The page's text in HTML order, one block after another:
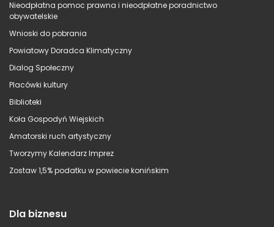
Nieodpłatna pomoc prawna i nieodpłatne poradnictwo
obywatelskie
Wnioski do pobrania
Powiatowy Doradca Klimatyczny
Dialog Społeczny
Placówki kultury
Biblioteki
Koła Gospodyń Wiejskich
Amatorski ruch artystyczny
Tworzymy Kalendarz Imprez
Zostaw 1,5% podatku w powiecie konińskim
Dla biznesu